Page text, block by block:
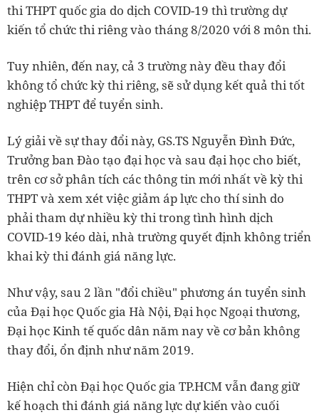
thi THPT quốc gia do dịch COVID-19 thì trường dự
kiến tổ chức thi riêng vào tháng 8/2020 với 8 môn thi.
Tuy nhiên, đến nay, cả 3 trường này đều thay đổi
không tổ chức kỳ thi riêng, sẽ sử dụng kết quả thi tốt
nghiệp THPT để tuyển sinh.
Lý giải về sự thay đổi này, GS.TS Nguyễn Đình Đức,
Trưởng ban Đào tạo đại học và sau đại học cho biết,
trên cơ sở phân tích các thông tin mới nhất về kỳ thi
THPT và xem xét việc giảm áp lực cho thí sinh do
phải tham dự nhiều kỳ thi trong tình hình dịch
COVID-19 kéo dài, nhà trường quyết định không triển
khai kỳ thi đánh giá năng lực.
Như vậy, sau 2 lần "đổi chiều" phương án tuyển sinh
của Đại học Quốc gia Hà Nội, Đại học Ngoại thương,
Đại học Kinh tế quốc dân năm nay về cơ bản không
thay đổi, ổn định như năm 2019.
Hiện chỉ còn Đại học Quốc gia TP.HCM vẫn đang giữ
kế hoạch thi đánh giá năng lực dự kiến vào cuối